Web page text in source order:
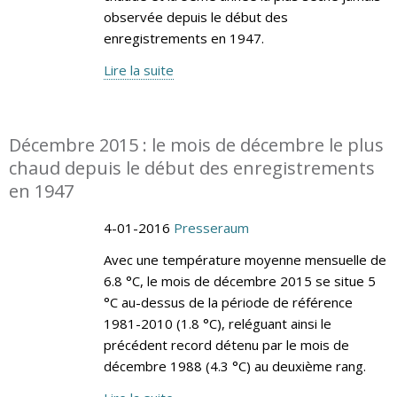
observée depuis le début des
enregistrements en 1947.
Lire la suite
Décembre 2015 : le mois de décembre le plus
chaud depuis le début des enregistrements
en 1947
4-01-2016 Presseraum
Avec une température moyenne mensuelle de
6.8 °C, le mois de décembre 2015 se situe 5
°C au-dessus de la période de référence
1981-2010 (1.8 °C), reléguant ainsi le
précédent record détenu par le mois de
décembre 1988 (4.3 °C) au deuxième rang.